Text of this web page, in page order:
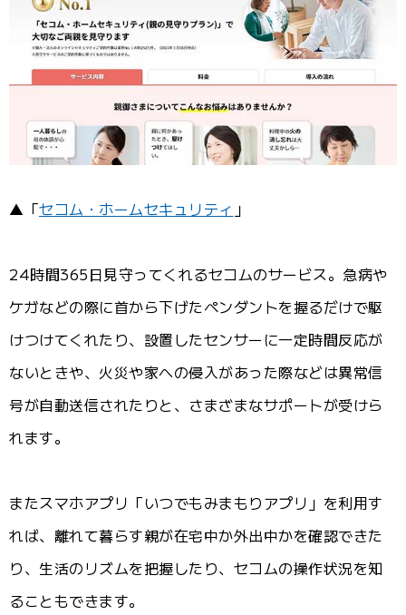
▲「セコム・ホームセキュリティ 」
24時間365日見守ってくれるセコムのサービス。急病や
ケガなどの際に首から下げたペンダントを握るだけで駆
けつけてくれたり、設置したセンサーに一定時間反応が
ないときや、火災や家への侵入があった際などは異常信
号が自動送信されたりと、さまざまなサポートが受けら
れます。
またスマホアプリ「いつでもみまもりアプリ」を利用す
れば、離れて暮らす親が在宅中か外出中かを確認できた
り、生活のリズムを把握したり、セコムの操作状況を知
ることもできます。